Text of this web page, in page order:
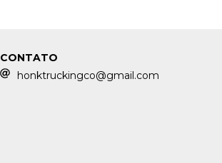
CONTATO
honktruckingco@gmail.com